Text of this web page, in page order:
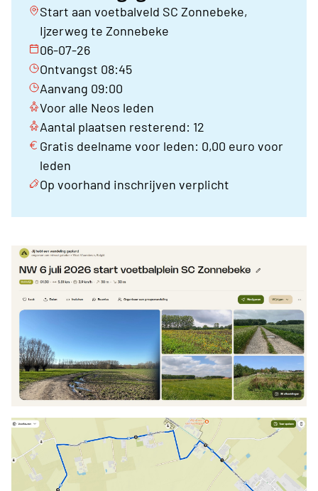
Start aan voetbalveld SC Zonnebeke,
Ijzerweg te Zonnebeke
06-07-26
Ontvangst 08:45
Aanvang 09:00
Voor alle Neos leden
Aantal plaatsen resterend: 12
Gratis deelname voor leden: 0,00 euro voor
leden
Op voorhand inschrijven verplicht